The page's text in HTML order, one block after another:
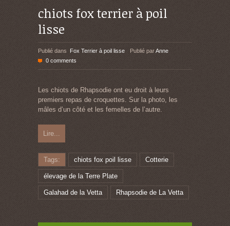
chiots fox terrier à poil
lisse
Publié dans Fox Terrier à poil lisse Publié parAnne
0 comments
Les chiots de Rhapsodie ont eu droit à leurs
premiers repas de croquettes. Sur la photo, les
mâles d’un côté et les femelles de l’autre.
Lire...
Tags: chiots fox poil lisse Cotterie
élevage de la Terre Plate
Galahad de la Vetta Rhapsodie de La Vetta